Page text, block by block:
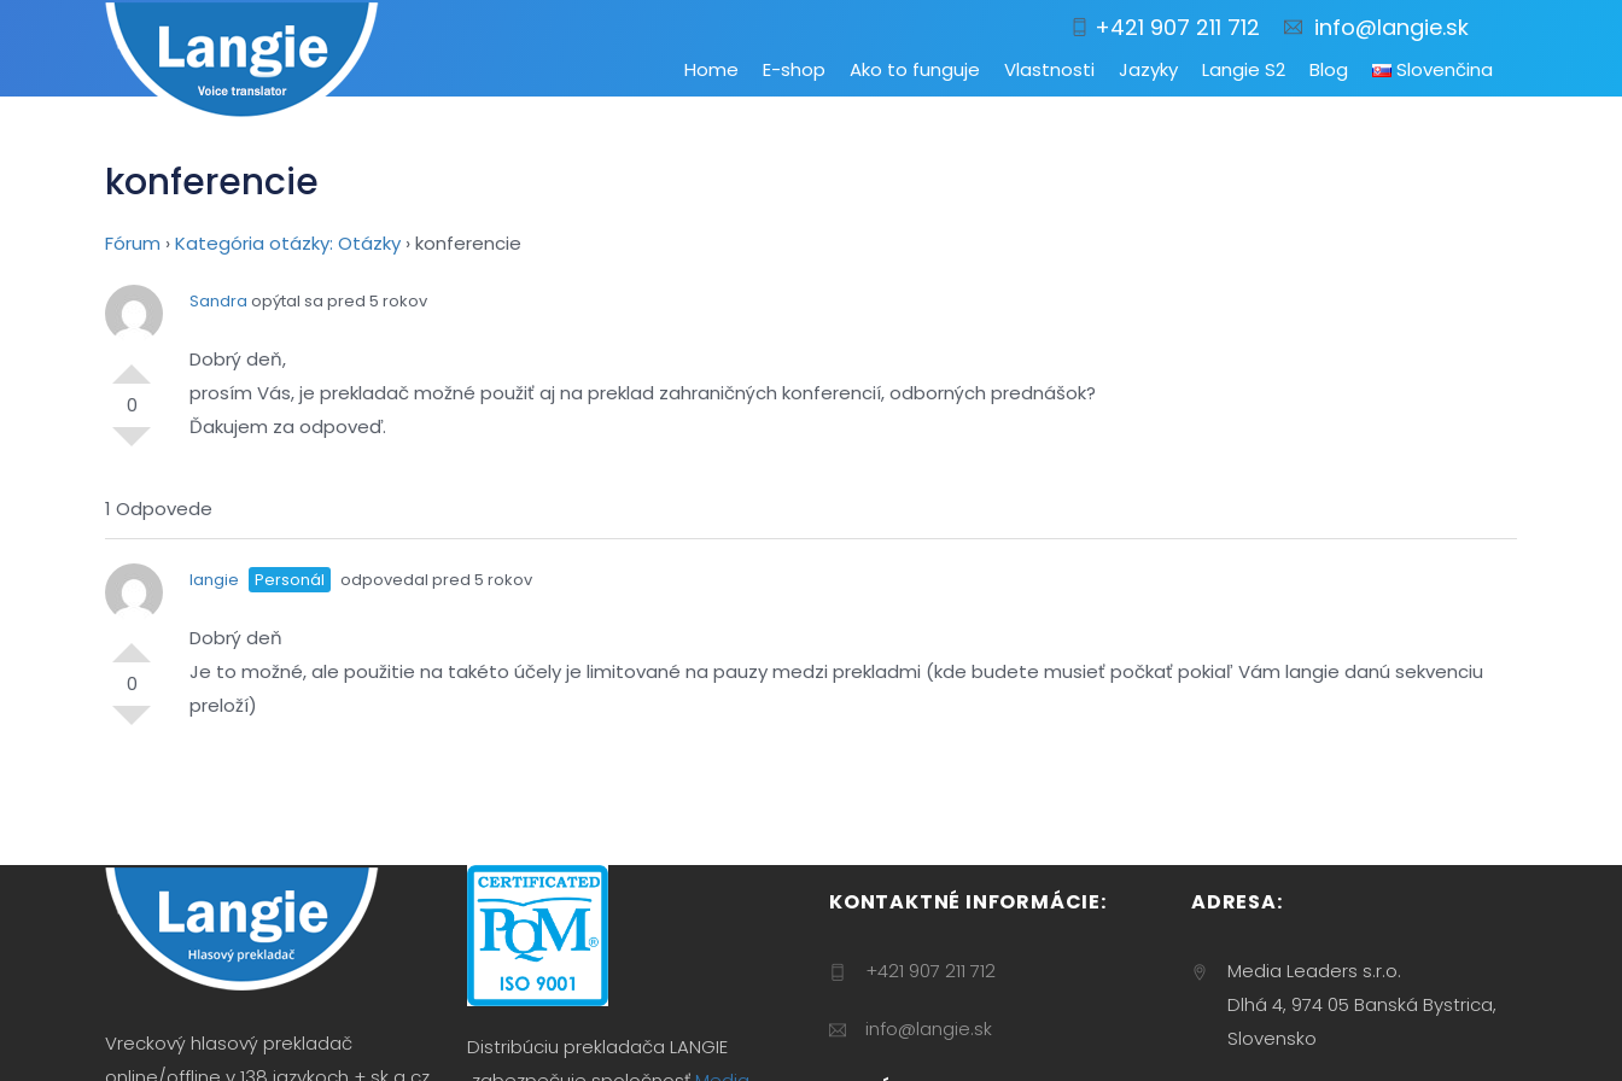
+421 907 211 712 info@langie.sk
Home E-shop Ako to funguje Vlastnosti Jazyky Langie S2 Blog Slovenčina
konferencie
Fórum ›Kategória otázky: Otázky ›konferencie
0
Sandra opýtal sa pred 5 rokov
Dobrý deň,
prosím Vás, je prekladač možné použiť aj na preklad zahraničných konferencií, odborných prednášok?
Ďakujem za odpoveď.
1 Odpovede
0
langie Personál odpovedal pred 5 rokov
Dobrý deň
Je to možné, ale použitie na takéto účely je limitované na pauzy medzi prekladmi (kde budete musieť počkať pokiaľ Vám langie danú sekvenciu
preloží)
Vreckový hlasový prekladač
Distribúciu prekladača LANGIE
KONTAKTNÉ INFORMÁCIE:
+421 907 211 712
info@langie.sk
ADRESA:
Media Leaders s.r.o.
Dlhá 4, 974 05 Banská Bystrica,
Slovensko